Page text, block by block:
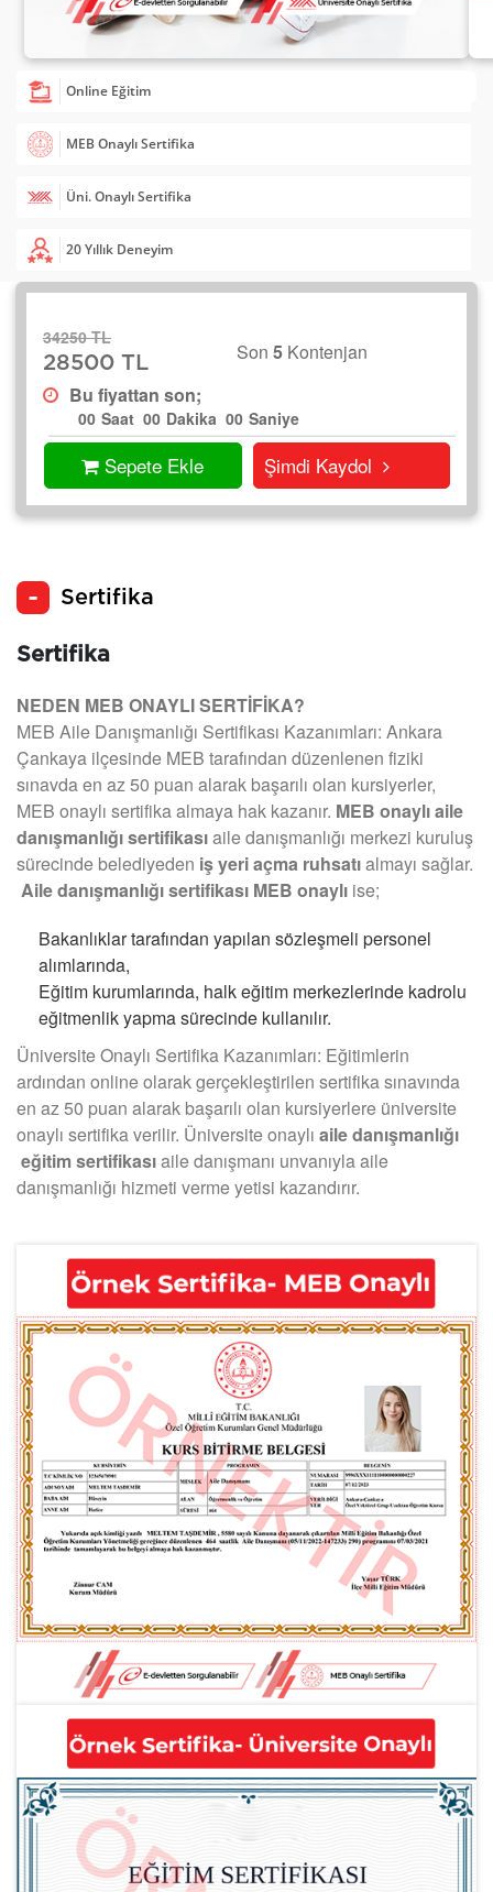
20 Yıllık Deneyim
Üni. Onaylı Sertifika
MEB Onaylı Sertifika
Online Eğitim
34250 TL
28500 TL
Son 5Kontenjan
Bu fiyattan son;
00 Saat 00 Dakika 00 Saniye
Sepete Ekle Şimdi Kaydol
Sertifika
Sertifika
NEDEN MEB ONAYLI SERTİFİKA?
MEB Aile Danışmanlığı Sertifikası Kazanımları: Ankara
Çankaya ilçesinde MEB tarafından düzenlenen fiziki
sınavda en az 50 puan alarak başarılı olan kursiyerler,
MEB onaylı sertifika almaya hak kazanır. MEB onaylı aile
danışmanlığı sertifikasıaile danışmanlığı merkezi kuruluş
sürecinde belediyeden iş yeri açma ruhsatıalmayı sağlar.
Aile danışmanlığı sertifikası MEB onaylı ise;
Bakanlıklar tarafından yapılan sözleşmeli personel
alımlarında,
Eğitim kurumlarında, halk eğitim merkezlerinde kadrolu
eğitmenlik yapma sürecinde kullanılır.
Üniversite Onaylı Sertifika Kazanımları: Eğitimlerin
ardından online olarak gerçekleştirilen sertifika sınavında
en az 50 puan alarak başarılı olan kursiyerlere üniversite
onaylı sertifika verilir. Üniversite onaylı aile danışmanlığı
eğitim sertifikasıaile danışmanı unvanıyla aile
danışmanlığı hizmeti verme yetisi kazandırır.